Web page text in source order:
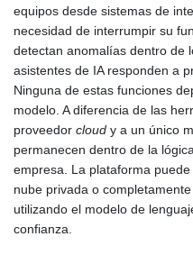
equipos desde sistemas de
necesidad de interrumpir su
detectan anomalías dentro de
asistentes de IA responden a
Ninguna de estas funciones
modelo. A diferencia de las
proveedor cloud y a un único
permanecen dentro de la
empresa. La plataforma
nube privada o
utilizando el modelo de
confianza.